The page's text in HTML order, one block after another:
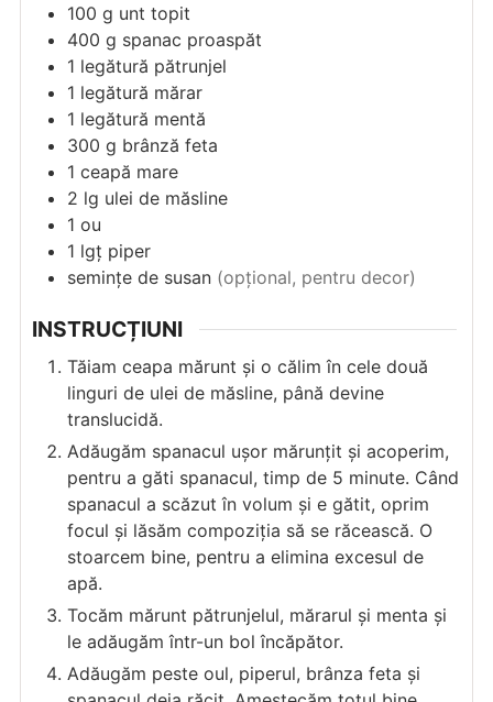
100 g unt topit
400 g spanac proaspăt
1 legătură pătrunjel
1 legătură mărar
1 legătură mentă
300 g brânză feta
1 ceapă mare
2 lg ulei de măsline
1 ou
1 lgț piper
semințe de susan (opțional, pentru decor)
INSTRUCȚIUNI
Tăiam ceapa mărunt și o călim în cele două
linguri de ulei de măsline, până devine
translucidă.
Adăugăm spanacul ușor mărunțit și acoperim,
pentru a găti spanacul, timp de 5 minute. Când
spanacul a scăzut în volum și e gătit, oprim
focul și lăsăm compoziția să se răcească. O
stoarcem bine, pentru a elimina excesul de
apă.
Tocăm mărunt pătrunjelul, mărarul și menta și
le adăugăm într-un bol încăpător.
Adăugăm peste oul, piperul, brânza feta și